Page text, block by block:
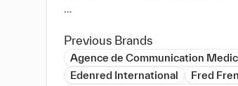
Habituée à travailler dans des
coordination et management
Previous Brands
Agence de Communication
Edenred International
Fred